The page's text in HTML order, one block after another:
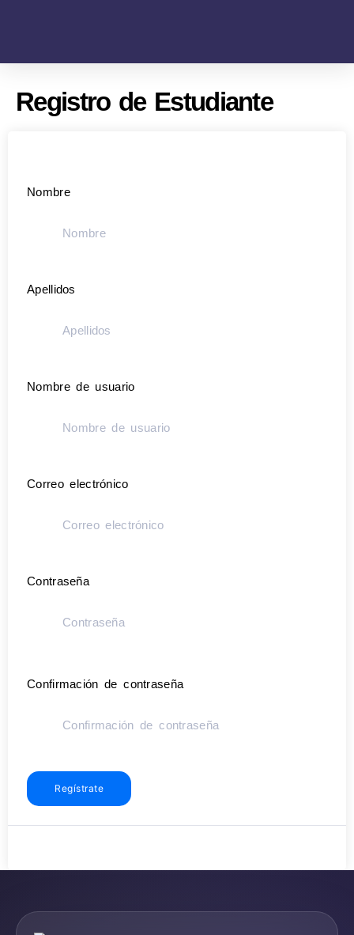
Registro de Estudiante
Nombre
Apellidos
Nombre de usuario
Correo electrónico
Contraseña
Confirmación de contraseña
Regístrate